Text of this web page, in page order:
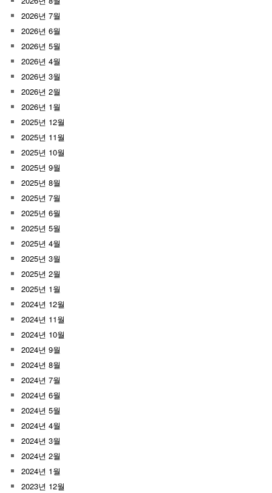
2026년 7월
2026년 6월
2026년 5월
2026년 4월
2026년 3월
2026년 2월
2026년 1월
2025년 12월
2025년 11월
2025년 10월
2025년 9월
2025년 8월
2025년 7월
2025년 6월
2025년 5월
2025년 4월
2025년 3월
2025년 2월
2025년 1월
2024년 12월
2024년 11월
2024년 10월
2024년 9월
2024년 8월
2024년 7월
2024년 6월
2024년 5월
2024년 4월
2024년 3월
2024년 2월
2024년 1월
2023년 12월